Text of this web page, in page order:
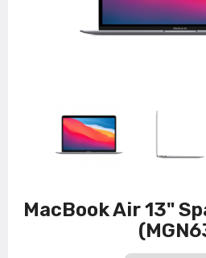
MacBook Air 13"